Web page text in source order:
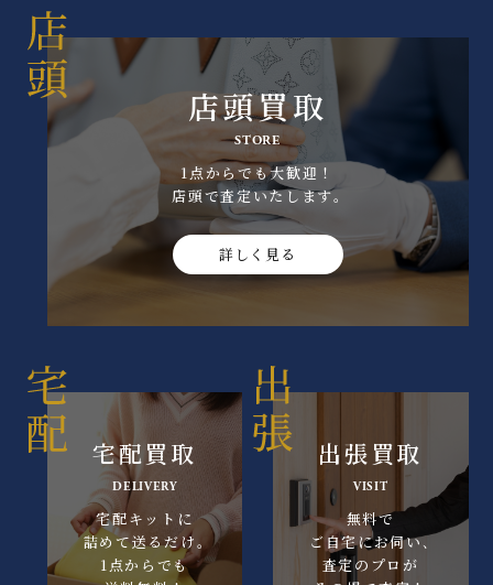
店頭買取
STORE
1点からでも大歓迎！
店頭で査定いたします｡
詳しく見る
宅配買取
DELIVERY
宅配キットに
詰めて送るだけ｡
1点からでも
出張買取
VISIT
無料で
ご自宅にお伺い､
査定のプロが